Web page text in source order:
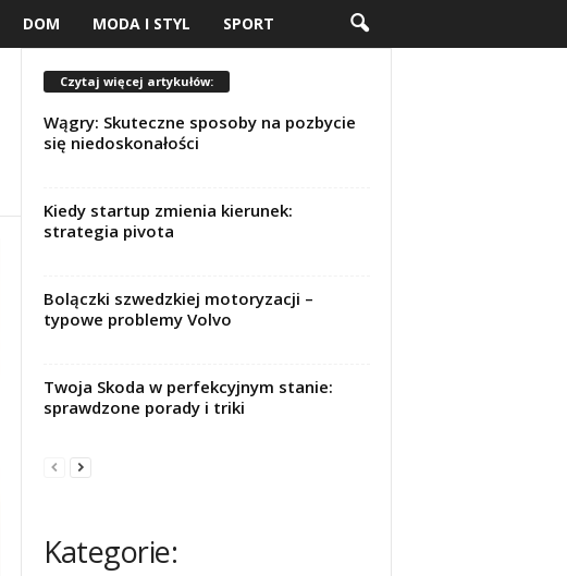
DOM MODA I STYL SPORT
Czytaj więcej artykułów:
Wągry: Skuteczne sposoby na pozbycie
się niedoskonałości
Kiedy startup zmienia kierunek:
strategia pivota
Bolączki szwedzkiej motoryzacji –
typowe problemy Volvo
Twoja Skoda w perfekcyjnym stanie:
sprawdzone porady i triki
Kategorie: